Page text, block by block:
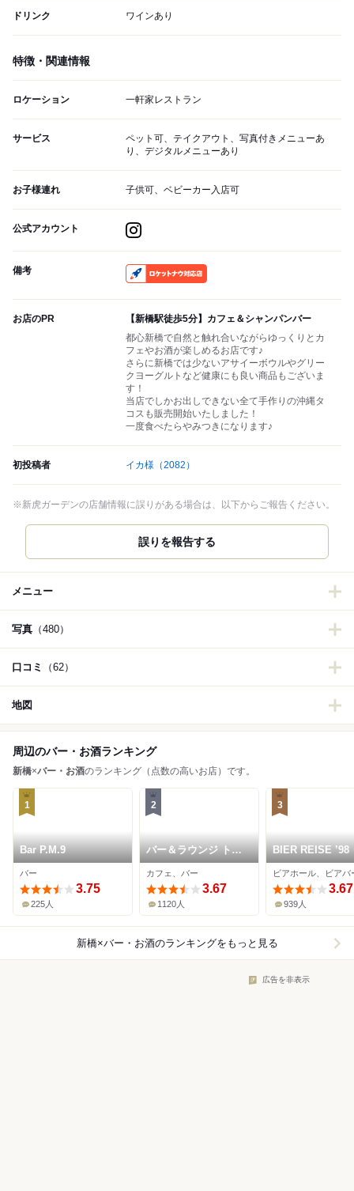
ドリンク ワインあり
特徴・関連情報
ロケーション 一軒家レストラン
サービス
ペット可、テイクアウト、写真付きメニューあ
り、デジタルメニューあり
お子様連れ 子供可、ベビーカー入店可
公式アカウント
備考
お店のPR
【新橋駅徒歩5分】カフェ＆シャンパンバー
都心新橋で自然と触れ合いながらゆっくりとカ
フェやお酒が楽しめるお店です♪
さらに新橋では少ないアサイーボウルやグリー
クヨーグルトなど健康にも良い商品もございま
す！
当店でしかお出しできない全て手作りの沖縄タ
コスも販売開始いたしました！
一度食べたらやみつきになります♪
初投稿者 イカ様 （2082）
※新虎ガーデンの店舗情報に誤りがある場合は、以下からご報告ください。
誤りを報告する
メニュー
写真 （480）
口コミ （62）
地図
周辺のバー・お酒ランキング
新橋×バー・お酒のランキング（点数の高いお店）です。
1
Bar P.M.9
バー
3.75
225人
2
バー＆ラウンジ トゥ
エンティエイト コン
ラッド東京
カフェ、バー
3.67
1120人
3
BIER REISE ’98
3.67
939人
新橋×バー・お酒のランキングをもっと見る
広告を非表示